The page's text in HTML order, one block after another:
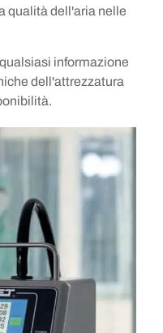
qualità dell'aria nelle
informazione
dell'attrezzatura